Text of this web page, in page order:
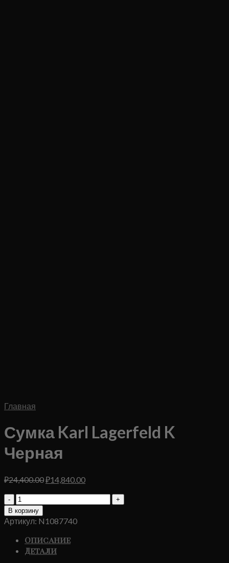
Главная
Сумка Karl Lagerfeld K
Черная
₽24,400.00Первоначальная
₽14,840.00Текущая
₽14,840.00.
Количество
товара
Сумка
Karl
Lagerfeld
K
Черная
В корзину
Артикул: N1087740
Описание
Детали